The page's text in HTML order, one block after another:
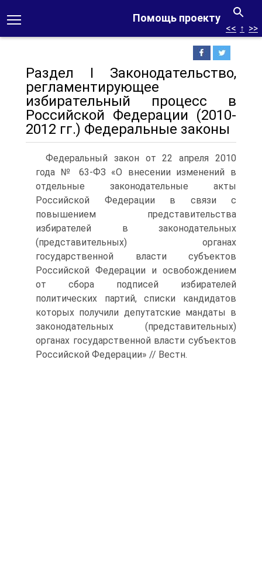
Помощь проекту
<< ↑ >>
Раздел I Законодательство,
регламентирующее
избирательный процесс в
Российской Федерации (2010-
2012 гг.) Федеральные законы
Федеральный закон от 22 апреля 2010
года № 63-ФЗ «О внесении изменений в
отдельные законодательные акты
Российской Федерации в связи с
повышением представительства
избирателей в законодательных
(представительных) органах
государственной власти субъектов
Российской Федерации и освобождением
от сбора подписей избирателей
политических партий, списки кандидатов
которых получили депутатские мандаты в
законодательных (представительных)
органах государственной власти субъектов
Российской Федерации» // Вестн.